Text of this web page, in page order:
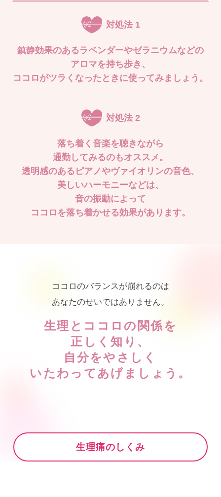
対処法 1
鎮静効果のあるラベンダーやゼラニウムなどの
アロマを持ち歩き、
ココロがツラくなったときに使ってみましょう。
対処法 2
落ち着く音楽を聴きながら
通勤してみるのもオススメ。
透明感のあるピアノやヴァイオリンの音色、
美しいハーモニーなどは、
音の振動によって
ココロを落ち着かせる効果があります。
ココロのバランスが崩れるのは
あなたのせいではありません。
生理とココロの関係を
正しく知り、
自分をやさしく
いたわってあげましょう。
生理痛のしくみ